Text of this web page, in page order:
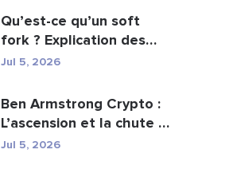
Qu’est-ce qu’un soft
fork ? Explication des
mises à jour de ...
Jul 5, 2026
Ben Armstrong Crypto :
L’ascension et la chute de
BitBoy
Jul 5, 2026